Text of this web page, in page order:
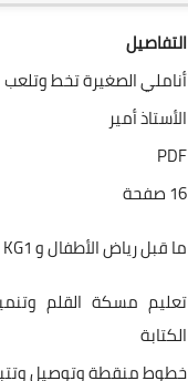
التفاصيل
أناملي الصغيرة تخط وتلعب
الأستاذ أمير
PDF
16 صفحة
ما قبل رياض الأطفال و KG1
تعليم مسكة القلم
الكتابة
خطوط منقطة وتوصيل